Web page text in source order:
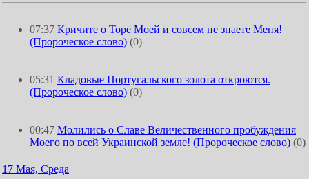
07:37 Кричите о Торе Моей и совсем не знаете Меня!
(Пророческое слово) (0)
05:31 Кладовые Португальского золота откроются.
(Пророческое слово) (0)
00:47 Молились о Славе Величественного пробуждения
Моего по всей Украинской земле! (Пророческое слово) (0)
17 Мая, Среда